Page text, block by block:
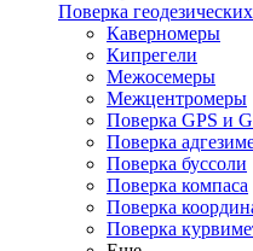
Поверка
Каверномеры
Кипрегели
Межосемеры
Межцентромеры
Поверка GPS и
Поверка
Поверка буссоли
Поверка компаса
Поверка
Поверка